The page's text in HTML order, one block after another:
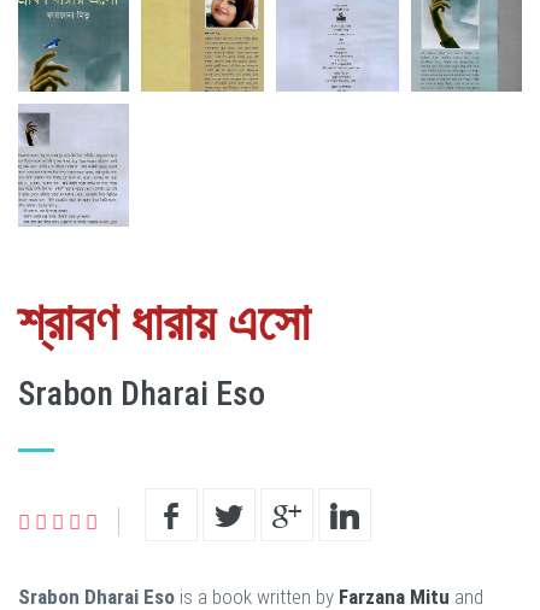
শ্রাবণ ধারায় এসো
Srabon Dharai Eso
Srabon Dharai Eso is a book written by Farzana Mitu and